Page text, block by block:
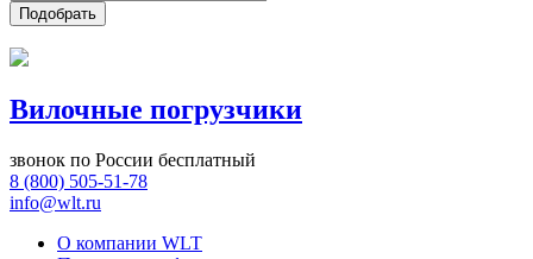
Подобрать
Вилочные погрузчики
звонок по России бесплатный
8 (800) 505-51-78
info@wlt.ru
О компании WLT